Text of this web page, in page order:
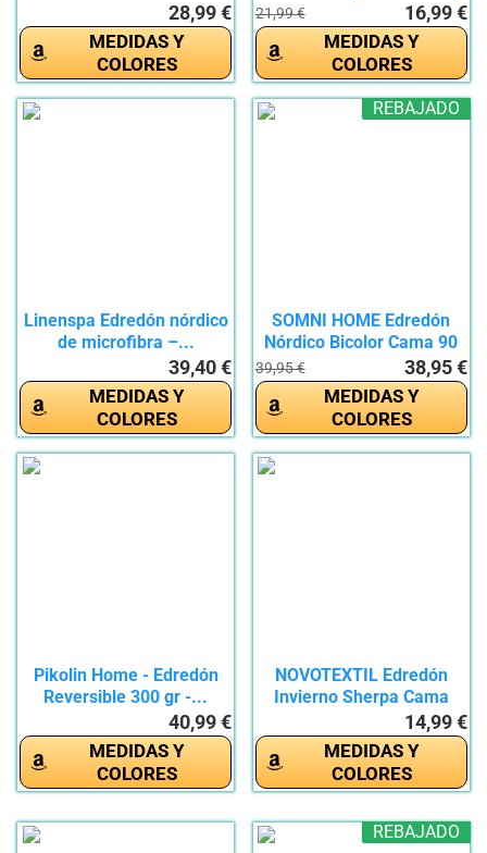
28,99 €
MEDIDAS Y
COLORES
21,99 € 16,99 €
MEDIDAS Y
COLORES
Linenspa Edredón nórdico
de microfibra –...
39,40 €
MEDIDAS Y
COLORES
REBAJADO
SOMNI HOME Edredón
Nórdico Bicolor Cama 90
39,95 € 38,95 €
MEDIDAS Y
COLORES
Pikolin Home - Edredón
Reversible 300 gr -...
40,99 €
MEDIDAS Y
COLORES
NOVOTEXTIL Edredón
Invierno Sherpa Cama
14,99 €
MEDIDAS Y
COLORES
REBAJADO